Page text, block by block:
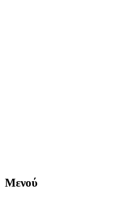
Μενού